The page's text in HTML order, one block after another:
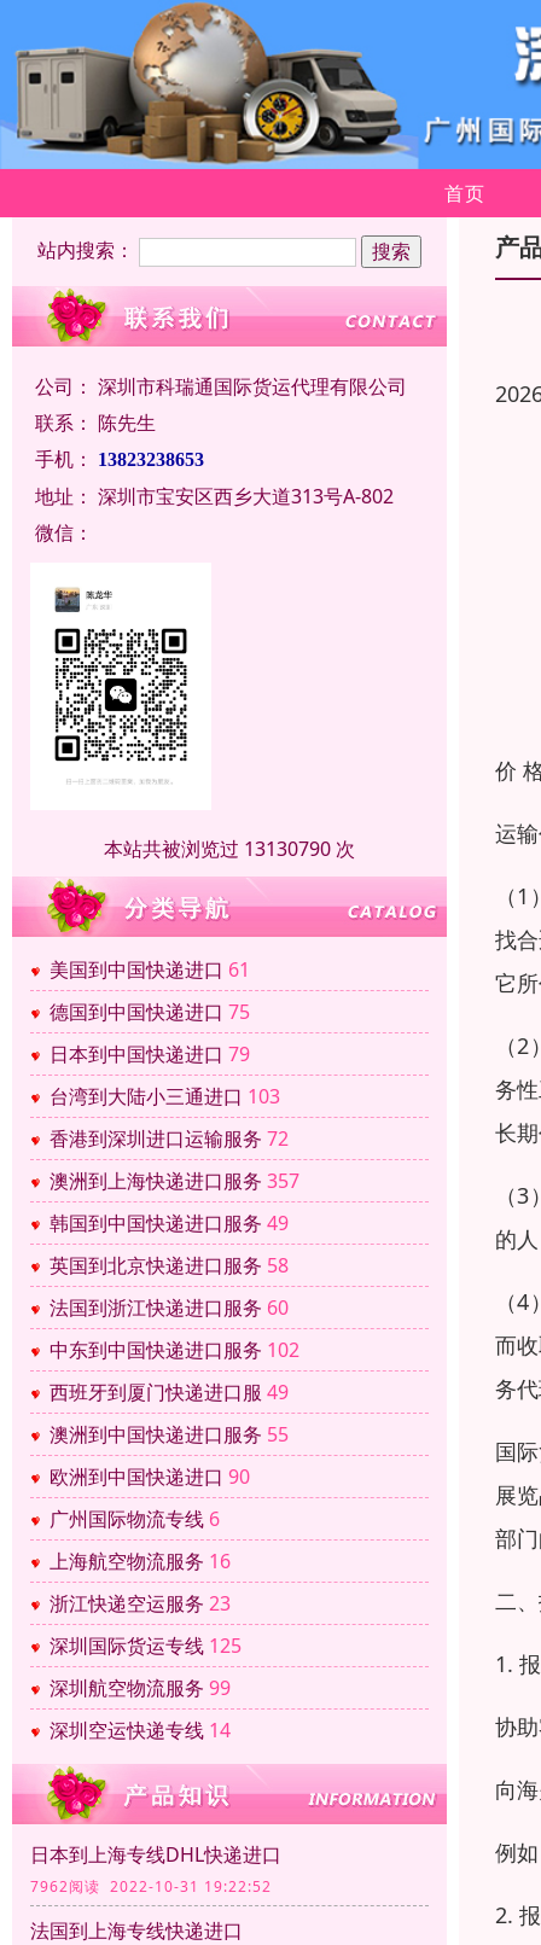
首页
站内搜索：
公司： 深圳市科瑞通国际货运代理有限公司
联系： 陈先生
手机：
13823238653
地址： 深圳市宝安区西乡大道313号A-802
微信：
本站共被浏览过 13130790 次
美国到中国快递进口 61
德国到中国快递进口 75
日本到中国快递进口 79
台湾到大陆小三通进口 103
香港到深圳进口运输服务 72
澳洲到上海快递进口服务 357
韩国到中国快递进口服务 49
英国到北京快递进口服务 58
法国到浙江快递进口服务 60
中东到中国快递进口服务 102
西班牙到厦门快递进口服 49
澳洲到中国快递进口服务 55
欧洲到中国快递进口 90
广州国际物流专线 6
上海航空物流服务 16
浙江快递空运服务 23
深圳国际货运专线 125
深圳航空物流服务 99
深圳空运快递专线 14
日本到上海专线DHL快递进口
7962阅读 2022-10-31 19:22:52
法国到上海专线快递进口
产
价
运
（
找
它
（
务
长
（
的
（
而
务
国
展
部
二
1.
协
向
例
2.